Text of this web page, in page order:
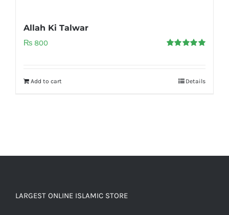
Allah Ki Talwar
₨ 800
Add to cart Details
LARGEST ONLINE ISLAMIC STORE